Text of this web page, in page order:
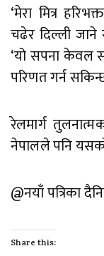
‘मेरा मित्र
चढेर दिल्ली
‘यो सपना केवल
परिणत गर्न
रेलमार्ग
नेपालले पनि
@नयाँ पत्रिका
Share this: